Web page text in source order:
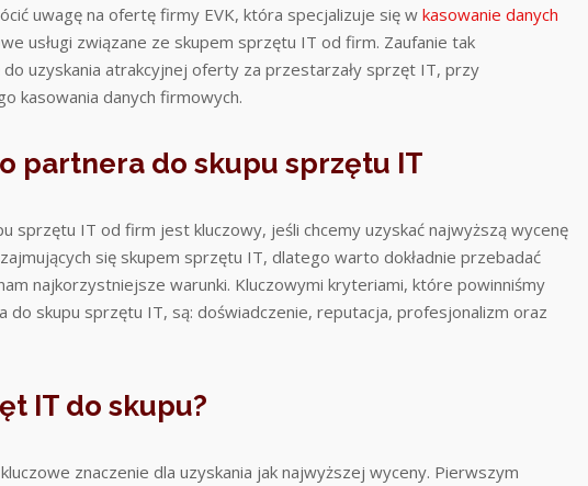
uwagę na ofertę firmy EVK, która specjalizuje się w kasowanie danych
usługi związane ze skupem sprzętu IT od firm. Zaufanie tak
uzyskania atrakcyjnej oferty za przestarzały sprzęt IT, przy
kasowania danych firmowych.
partnera do skupu sprzętu IT
sprzętu IT od firm jest kluczowy, jeśli chcemy uzyskać najwyższą wycenę
się skupem sprzętu IT, dlatego warto dokładnie przebadać
najkorzystniejsze warunki. Kluczowymi kryteriami, które powinniśmy
skupu sprzętu IT, są: doświadczenie, reputacja, profesjonalizm oraz
IT do skupu?
znaczenie dla uzyskania jak najwyższej wyceny. Pierwszym